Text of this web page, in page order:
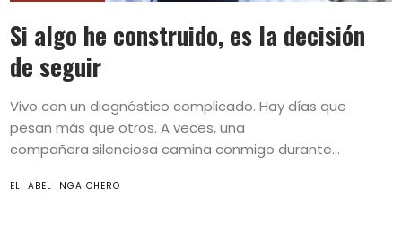
Si algo he construido, es la decisión
de seguir
Vivo con un diagnóstico complicado. Hay días que
pesan más que otros. A veces, una
compañera silenciosa camina conmigo durante...
ELI ABEL INGA CHERO